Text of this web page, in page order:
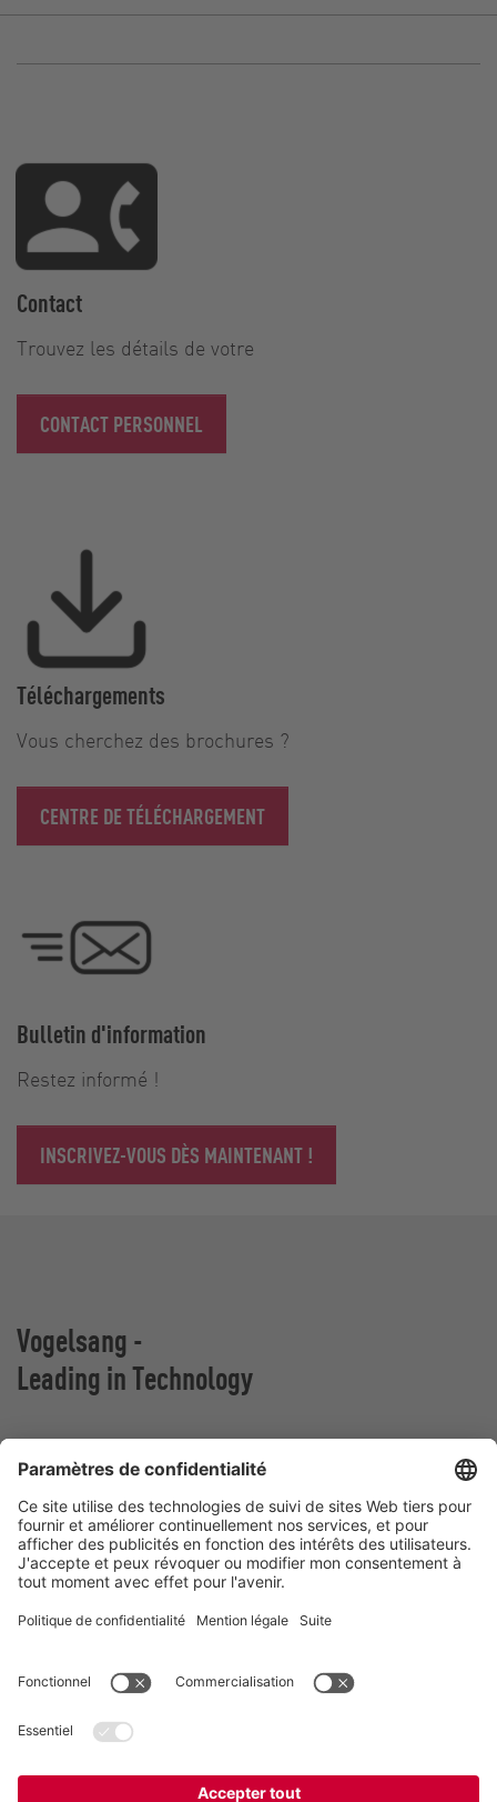
Contact
Trouvez les détails de votre
CONTACT PERSONNEL
Téléchargements
Vous cherchez des brochures ?
CENTRE DE TÉLÉCHARGEMENT
Bulletin d'information
Restez informé !
INSCRIVEZ-VOUS DÈS MAINTENANT !
Vogelsang -
Leading in Technology
Vogelsang France
Z.A. De Fontgrave
26740 Montboucher sur Jabron
France
Téléphone:+ (33) 04.75.52.74.50